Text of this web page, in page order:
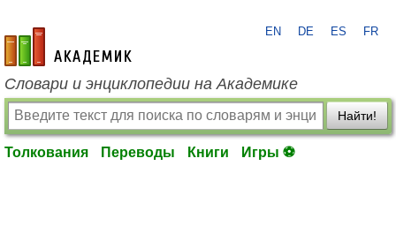
academic.ru
EN DE ES FR
Словари и энциклопедии на Академике
Найти!
Толкования Переводы Книги Игры ⚽